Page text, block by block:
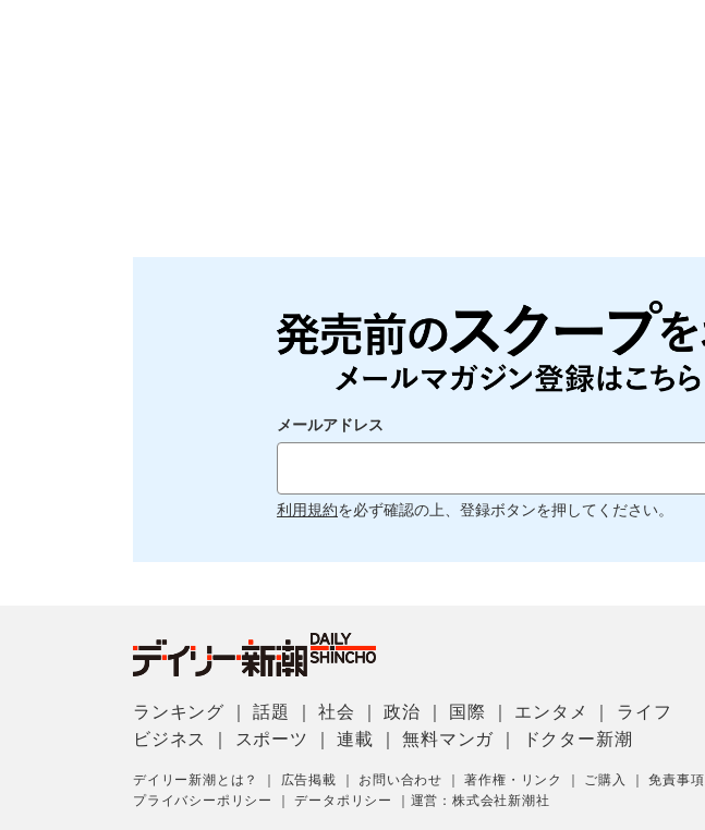
メールアドレス
利用規約を必ず確認の上、登録ボタンを押してください。
ランキング ｜話題 ｜社会 ｜政治 国際 エンタメ
ライフ
ビジネス
スポーツ ｜連載 ｜無料マンガ ドクター新潮
デイリー新潮とは？ 広告掲載 お問い合わせ ｜著作権・リンク ご購入 ｜免責事項
プライバシーポリシー
｜データポリシー 運営：株式会社新潮社